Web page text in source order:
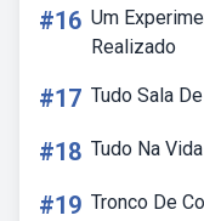
#16 Um
Realizado
#17 Tudo Sala
#18 Tudo Na
#19 Tronco De